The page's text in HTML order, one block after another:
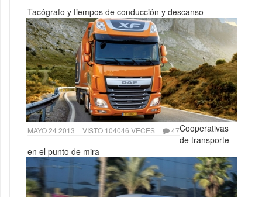
Tacógrafo y tiempos de conducción y descanso
MAYO 24 2013 VISTO 104046 VECES 47Cooperativas
de transporte
en el punto de mira